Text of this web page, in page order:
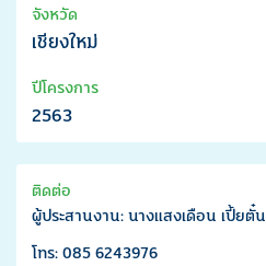
จังหวัด
เชียงใหม่
ปีโครงการ
2563
ติดต่อ
ผู้ประสานงาน: นางแสงเดือน เปี้ยตั๋น
โทร: 085 6243976